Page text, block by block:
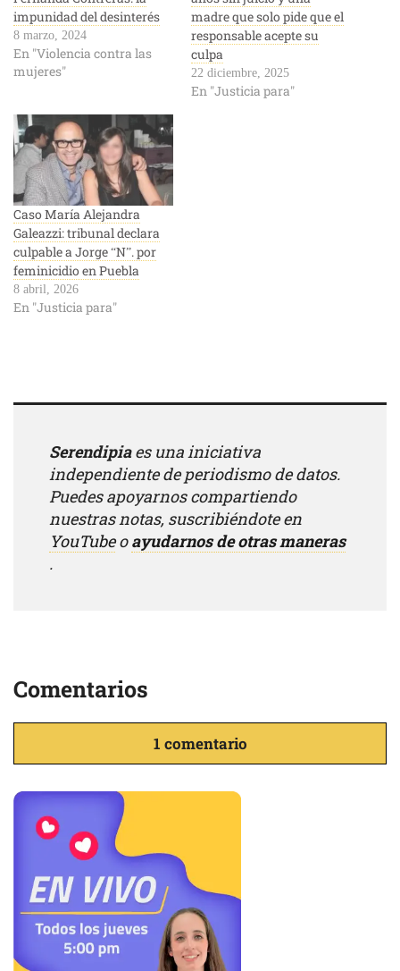
impunidad del desinterés
8 marzo, 2024
En "Violencia contra las
mujeres"
madre que solo pide que el
responsable acepte su
culpa
22 diciembre, 2025
En "Justicia para"
Caso María Alejandra
Galeazzi: tribunal declara
culpable a Jorge “N”. por
feminicidio en Puebla
8 abril, 2026
En "Justicia para"
Serendipiaes una iniciativa
independiente de periodismo de datos.
Puedes apoyarnos compartiendo
nuestras notas, suscribiéndote en
YouTubeoayudarnos de otras maneras
.
Comentarios
1 comentario